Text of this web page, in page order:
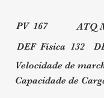
PV 167 ATQ
132
DEF Física
Velocidade de
Capacidade de